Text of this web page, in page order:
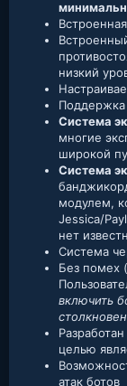
Встроенная
низкий
Поддержка
Система
многие
широкой
Система
модулем,
Jessica/
нет
Система
Без помех
включить
целью
атак ботов